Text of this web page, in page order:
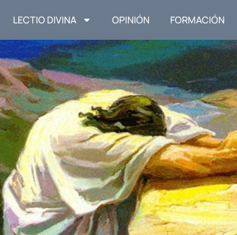
LECTIO DIVINA OPINIÓN FORMACIÓN